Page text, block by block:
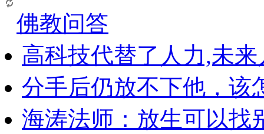
佛教问答
高科技代替了人力,未
分手后仍放不下他，该
海涛法师：放生可以找